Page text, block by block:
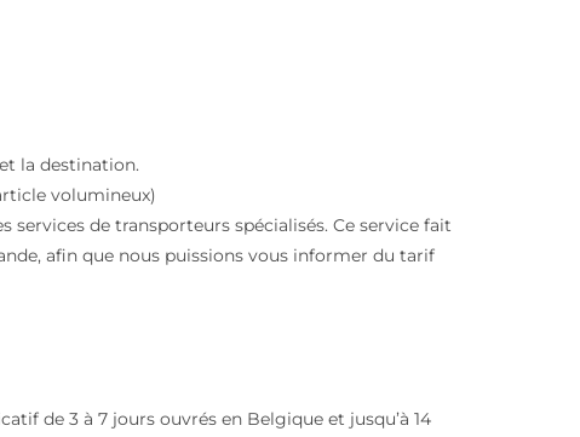
la destination.
volumineux)
de transporteurs spécialisés. Ce service fait
afin que nous puissions vous informer du tarif
de 3 à 7 jours ouvrés en Belgique et jusqu’à 14